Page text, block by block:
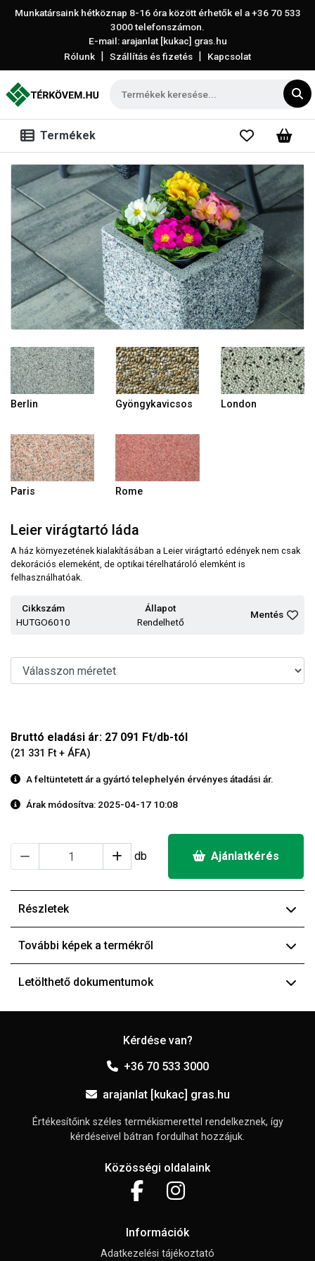
Munkatársaink hétköznap 8-16 óra között érhetők el a+36 70 533
3000telefonszámon.
E-mail: arajanlat [kukac] gras.hu
Rólunk | Szállítás és fizetés | Kapcsolat
Termékek
Berlin Gyöngykavicsos London
Paris Rome
Leier virágtartó láda
A ház környezetének kialakításában a Leier virágtartó edények nem csak
dekorációs elemeként, de optikai térelhatároló elemként is
felhasználhatóak.
Cikkszám
HUTGO6010
Állapot
Rendelhető
Mentés
Bruttó eladási ár: 27 091 Ft/db-tól
(21 331 Ft + ÁFA)
A feltüntetett ár a gyártó telephelyén érvényes átadási ár.
Árak módosítva: 2025-04-17 10:08
db Ajánlatkérés
Részletek
További képek a termékről
Letölthető dokumentumok
Kérdése van?
+36 70 533 3000
arajanlat [kukac] gras.hu
Értékesítőink széles termékismerettel rendelkeznek, így
kérdéseivel bátran fordulhat hozzájuk.
Közösségi oldalaink
Információk
Adatkezelési tájékoztató